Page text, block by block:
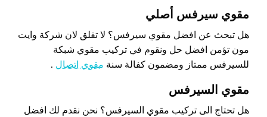
مقوي سيرفس أصلي
هل تبحث عن افضل مقوي سيرفس؟ لا تقلق لان شركة وايت
مون تؤمن افضل حل ونقوم في تركيب مقوي شبكة
للسيرفس ممتاز ومضمون كفالة سنة مقوي اتصال .
مقوي السيرفس
هل تحتاج الى تركيب مقوي السيرفس؟ نحن نقدم لك افضل